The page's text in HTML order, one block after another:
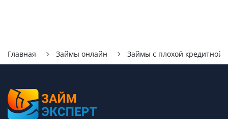
Главная Займы онлайн Займы с плохой кредитной